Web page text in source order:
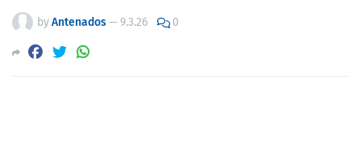
byAntenados—9.3.26 0